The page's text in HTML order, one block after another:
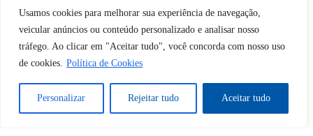
Usamos cookies para melhorar sua experiência de navegação,
veicular anúncios ou conteúdo personalizado e analisar nosso
tráfego. Ao clicar em "Aceitar tudo", você concorda com nosso uso
de cookies. Política de Cookies
Personalizar Rejeitar tudo Aceitar tudo
Sim Não